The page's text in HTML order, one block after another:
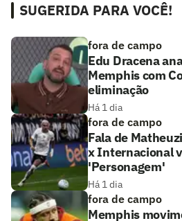
SUGERIDA PARA VOCÊ!
fora de campo
Edu Dracena
Memphis com
eliminação
Há 1 dia
fora de campo
Fala de
x Internacional
'Personagem'
Há 1 dia
fora de campo
Memphis